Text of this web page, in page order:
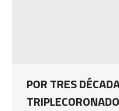
POR TRES
TRIPLECORONADO